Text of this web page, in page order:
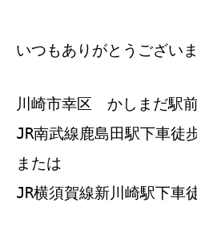
いつもありがとうござい
川崎市幸区 かしまだ駅
JR南武線鹿島田駅下車徒
または
JR横須賀線新川崎駅下車